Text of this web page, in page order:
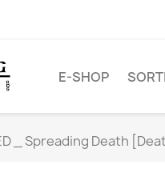
E-SHOP
_ Spreading Death